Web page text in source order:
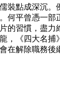
點成深沉
平曾憑一
習慣，盡
《四大名
解除職務